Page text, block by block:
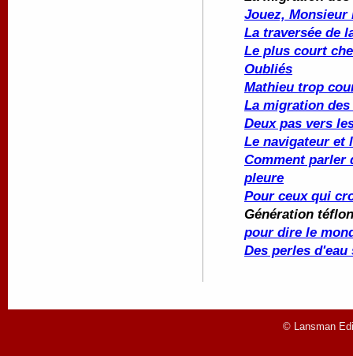
Jouez, Monsieur
La traversée de
Le plus court
Oubliés
Mathieu trop
La migration
Deux pas vers
Le navigateur et
Comment parler
pleure
Pour ceux qui
Génération
pour dire le
Des perles d'eau
© Lansman